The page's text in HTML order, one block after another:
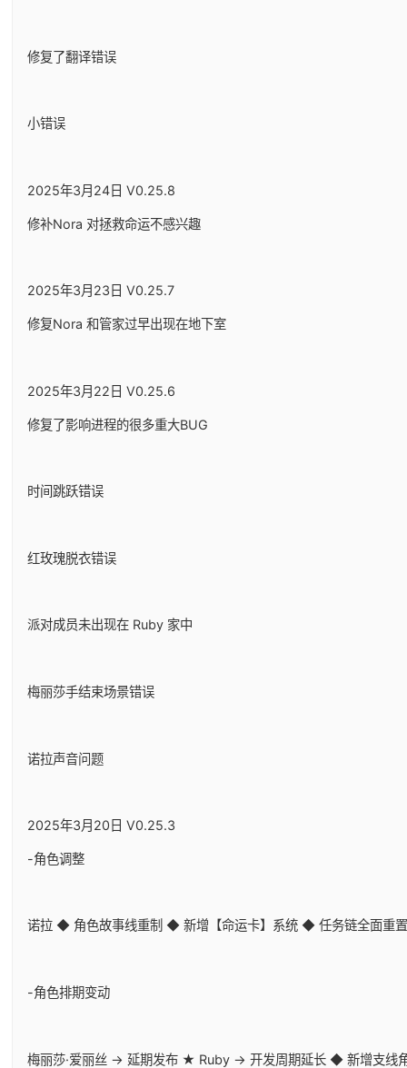
修复了翻译错误
小错误
2025年3月24日 V0.25.8
修补Nora 对拯救命运不感兴趣
2025年3月23日 V0.25.7
修复Nora 和管家过早出现在地下室
2025年3月22日 V0.25.6
修复了影响进程的很多重大BUG
时间跳跃错误
红玫瑰脱衣错误
派对成员未出现在 Ruby 家中
梅丽莎手结束场景错误
诺拉声音问题
2025年3月20日 V0.25.3
-角色调整
诺拉 ◆ 角色故事线重制 ◆ 新增【命运卡】系统 ◆ 任务链全面重
-角色排期变动
梅丽莎·爱丽丝 → 延期发布 ★ Ruby → 开发周期延长 ◆ 新增支线